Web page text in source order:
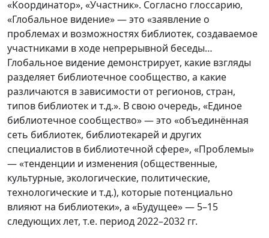
«Координатор», «Участник». Согласно глоссарию,
«Глобальное видение» — это «заявление о
проблемах и возможностях библиотек, создаваемое
участниками в ходе непрерывной беседы…
Глобальное видение демонстрирует, какие взгляды
разделяет библиотечное сообщество, а какие
различаются в зависимости от регионов, стран,
типов библиотек и т.д.». В свою очередь, «Единое
библиотечное сообщество» — это «объединённая
сеть библиотек, библиотекарей и других
специалистов в библиотечной сфере», «Проблемы»
— «тенденции и изменения (общественные,
культурные, экологические, политические,
технологические и т.д.), которые потенциально
влияют на библиотеки», а «Будущее» — 5–15
следующих лет, т.е. период 2022–2032 гг.